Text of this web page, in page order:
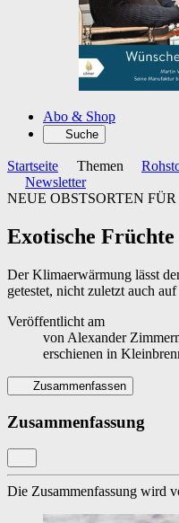
Abo & Shop
Suche
Startseite Themen
Newsletter
NEUE OBSTSORTEN
Exotische Früchte
Der Klimaerwärmung lässt
getestet, nicht zuletzt auch
Veröffentlicht am
von Alexander
erschienen in
Zusammenfassen
Zusammenfassung
Die Zusammenfassung wird